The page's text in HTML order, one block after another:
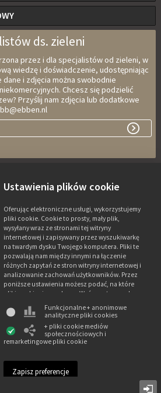
ds. zieleni
przez i dla specjalistów od zieleni, w
wiedzę i doświadczenie, udostępniając
i zdjęcia można swobodnie
Chcesz się podzielić
Przyślij nam zdjęcia lub dodatkowe
wielopniowymi, do wspinaczki,
charakterystycznymi i krzewami
Ustawienia plików cookie
Oferując elektroniczne usługi, wykorzystujemy
pliki cookie. Cookie to prosty, mały plik,
wysyłany wraz ze stronami tej witryny
internetowej i zapisywany przez wyszukiwarkę
na twardym dysku Twojego komputera. Pliki te
pozwalają nam między innymi na łączenie
różnych zapytań ze stron witryny internetowej i
analizowanie zachowań użytkowników. Przez
poniższe ustawienia możesz podać, na które
pliki cookie się zgadzasz. Weź przy tym pod
niektóre z funkcji tej witryny mogą być
niedostępne. Więcej informacji o
wykorzystywaniu danych i różnych plikach
cookie znajdziesz w naszym oświadczeniu o
Funkcjonalne + anonimowe
analityczne pliki cookies
+ pliki cookie mediów
społecznościowych i
remarketingowe pliki cookie